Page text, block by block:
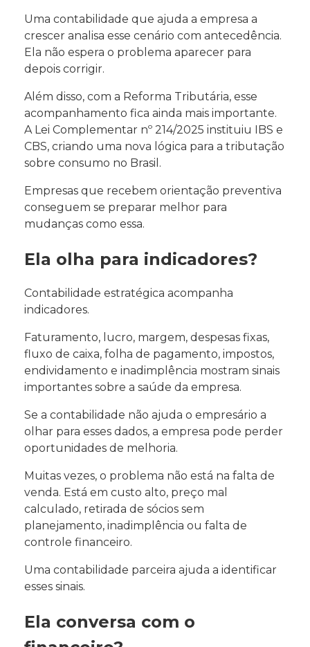
Uma contabilidade que ajuda a empresa a
crescer analisa esse cenário com antecedência.
Ela não espera o problema aparecer para
depois corrigir.
Além disso, com a Reforma Tributária, esse
acompanhamento fica ainda mais importante.
A Lei Complementar nº 214/2025 instituiu IBS e
CBS, criando uma nova lógica para a tributação
sobre consumo no Brasil.
Empresas que recebem orientação preventiva
conseguem se preparar melhor para
mudanças como essa.
Ela olha para indicadores?
Contabilidade estratégica acompanha
indicadores.
Faturamento, lucro, margem, despesas fixas,
fluxo de caixa, folha de pagamento, impostos,
endividamento e inadimplência mostram sinais
importantes sobre a saúde da empresa.
Se a contabilidade não ajuda o empresário a
olhar para esses dados, a empresa pode perder
oportunidades de melhoria.
Muitas vezes, o problema não está na falta de
venda. Está em custo alto, preço mal
calculado, retirada de sócios sem
planejamento, inadimplência ou falta de
controle financeiro.
Uma contabilidade parceira ajuda a identificar
esses sinais.
Ela conversa com o